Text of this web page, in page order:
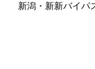
新潟・新新バイパ